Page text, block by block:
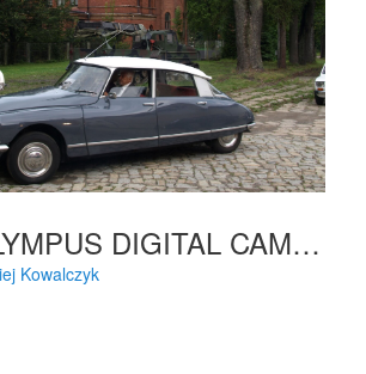
OLYMPUS DIGITAL CAMERA
Kowalczyk